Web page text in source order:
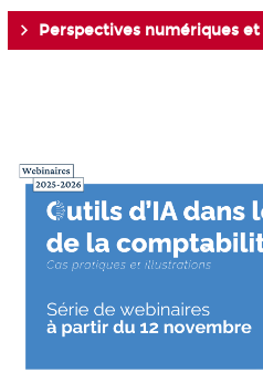
Perspectives numériques